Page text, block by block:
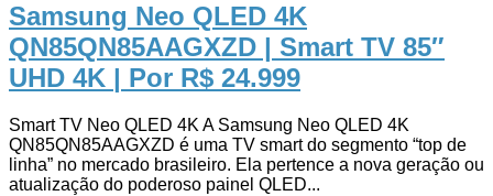
Samsung Neo QLED 4K
QN85QN85AAGXZD | Smart TV 85″
UHD 4K | Por R$ 24.999
Smart TV Neo QLED 4K A Samsung Neo QLED 4K
QN85QN85AAGXZD é uma TV smart do segmento “top de
linha” no mercado brasileiro. Ela pertence a nova geração ou
atualização do poderoso painel QLED...